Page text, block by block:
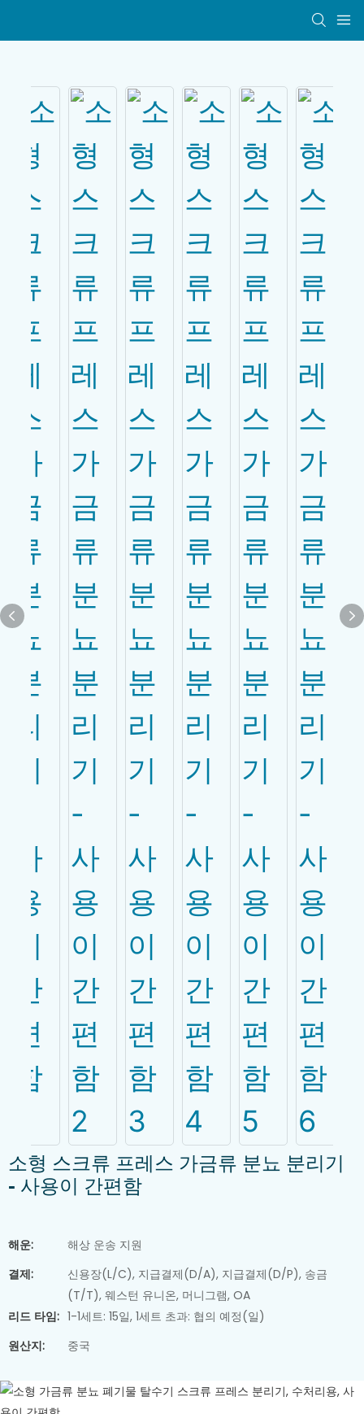
소형 스크류 프레스 가금류 분뇨 분리기
- 사용이 간편함
해운:
해상 운송 지원
결제:
신용장(L/C), 지급결제(D/A), 지급결제(D/P), 송금
(T/T), 웨스턴 유니온, 머니그램, OA
리드 타임: 1-1세트: 15일, 1세트 초과: 협의 예정(일)
원산지:
중국